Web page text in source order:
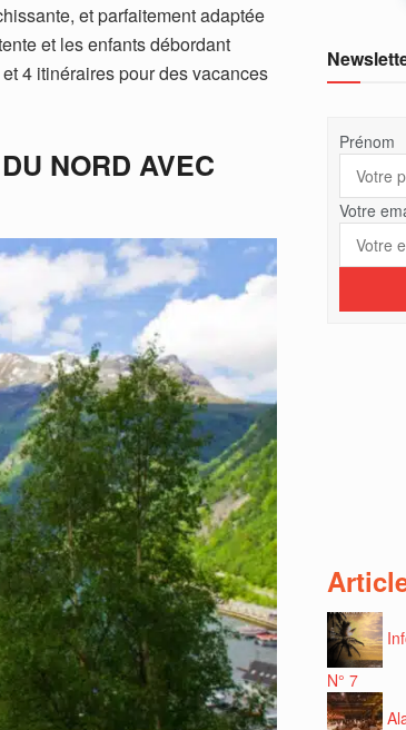
et parfaitement adaptée
et les enfants débordant
4 itinéraires pour des vacances
NORD AVEC
Prénom
Votre
N° 7